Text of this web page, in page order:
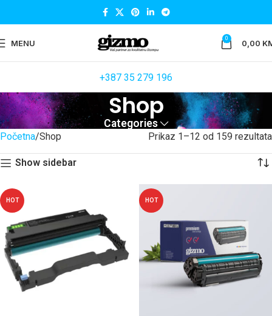
MENU 0 0,00
+387 35 279 196
Shop
Categories
Početna Shop Prikaz 1–12 od 159 rezultata
Show sidebar
HOT HOT